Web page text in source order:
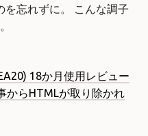
忘れずに。 こんな調子
18か月使用レビュー
からHTMLが取り除かれ